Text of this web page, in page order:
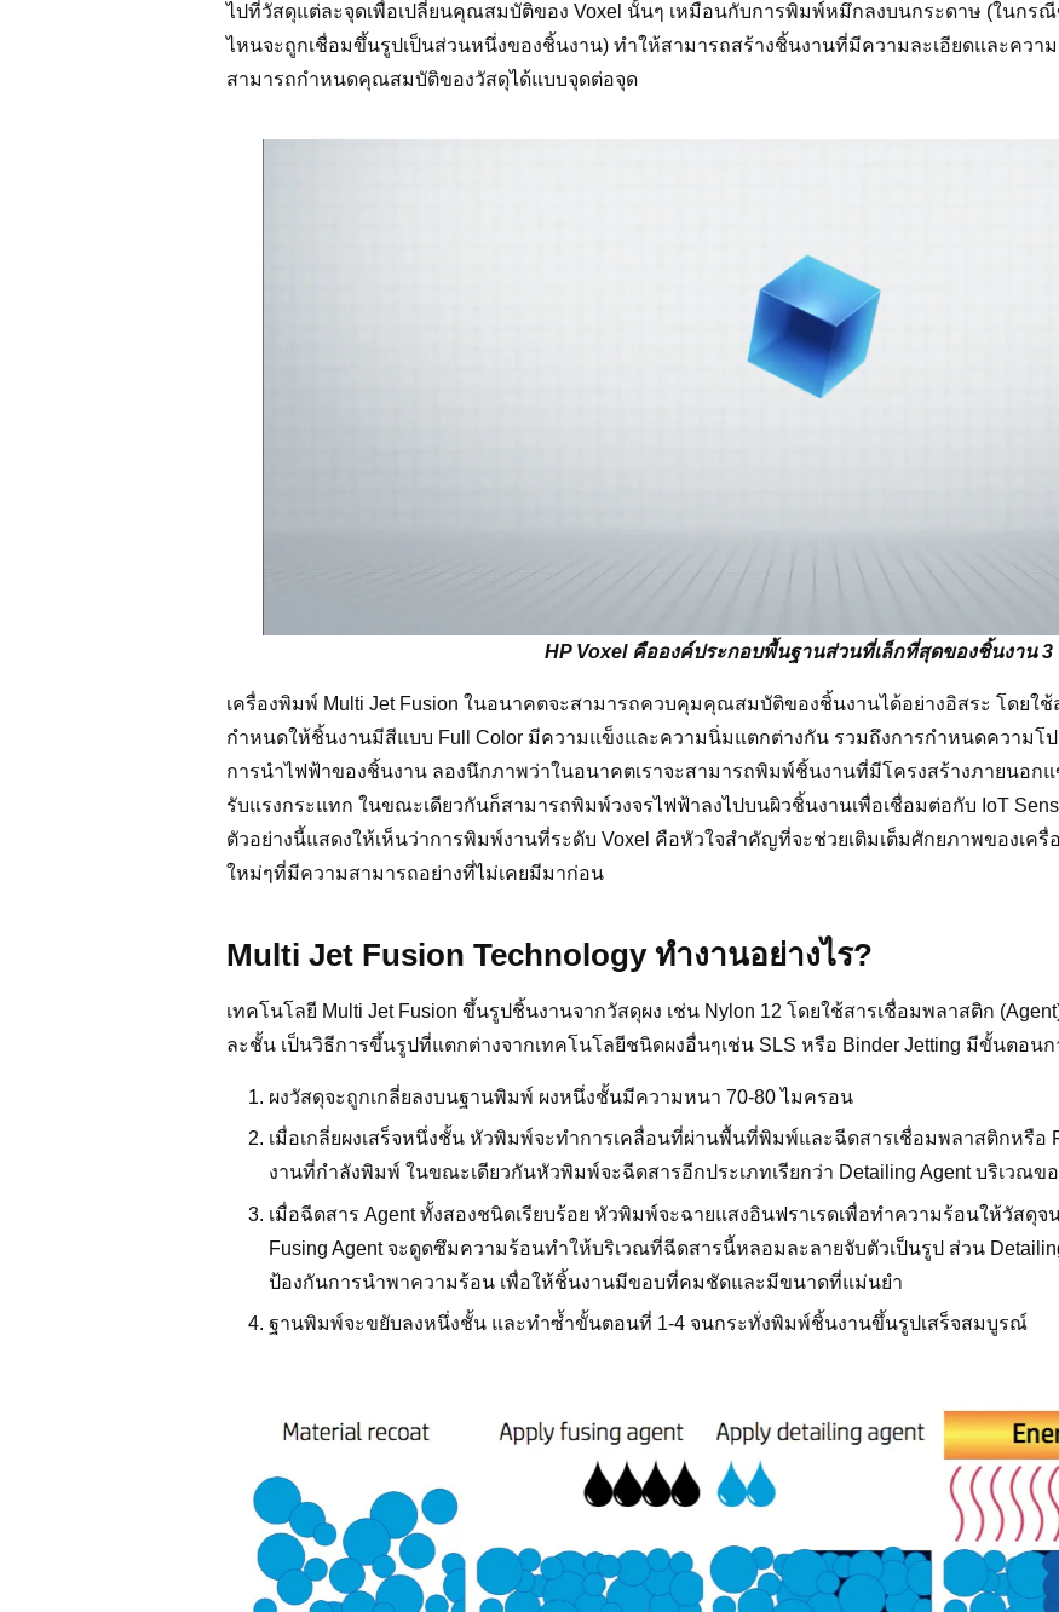
ไปที่วัสดุแต่ละจุดเพื่อเปลี่ยนคุณสมบัติของ Voxel นั้นๆ เหมือนกับการพิมพ์หมึกลงบนกระดาษ (ในกร
ไหนจะถูกเชื่อมขึ้นรูปเป็นส่วนหนึ่งของชิ้นงาน) ทำให้สามารถสร้างชิ้นงานที่มีความละเอียดและควา
สามารถกำหนดคุณสมบัติของวัสดุได้แบบจุดต่อจุด
HP Voxel คือองค์ประกอบพื้นฐานส่วนที่เล็กที่สุดของชิ้นงาน 3
เครื่องพิมพ์ Multi Jet Fusion ในอนาคตจะสามารถควบคุมคุณสมบัติของชิ้นงานได้อย่างอิสระ โดยใช้
กำหนดให้ชิ้นงานมีสีแบบ Full Color มีความแข็งและความนิ่มแตกต่างกัน รวมถึงการกำหนดความโ
การนำไฟฟ้าของชิ้นงาน ลองนึกภาพว่าในอนาคตเราจะสามารถพิมพ์ชิ้นงานที่มีโครงสร้างภายนอก
รับแรงกระแทก ในขณะเดียวกันก็สามารถพิมพ์วงจรไฟฟ้าลงไปบนผิวชิ้นงานเพื่อเชื่อมต่อกับ IoT
ตัวอย่างนี้แสดงให้เห็นว่าการพิมพ์งานที่ระดับ Voxel คือหัวใจสำคัญที่จะช่วยเติมเต็มศักยภาพของเค
ใหม่ๆที่มีความสามารถอย่างที่ไม่เคยมีมาก่อน
Multi Jet Fusion Technology ทำงานอย่างไร?
เทคโนโลยี Multi Jet Fusion ขึ้นรูปชิ้นงานจากวัสดุผง เช่น Nylon 12 โดยใช้สารเชื่อมพลาสติก
ละชั้น เป็นวิธีการขึ้นรูปที่แตกต่างจากเทคโนโลยีชนิดผงอื่นๆเช่น SLS หรือ Binder Jetting มีขั้นตอน
ผงวัสดุจะถูกเกลี่ยลงบนฐานพิมพ์ ผงหนึ่งชั้นมีความหนา 70-80 ไมครอน
เมื่อเกลี่ยผงเสร็จหนึ่งชั้น หัวพิมพ์จะทำการเคลื่อนที่ผ่านพื้นที่พิมพ์และฉีดสารเชื่อมพลาสติกหรือ
งานที่กำลังพิมพ์ ในขณะเดียวกันหัวพิมพ์จะฉีดสารอีกประเภทเรียกว่า Detailing Agent บริเวณข
เมื่อฉีดสาร Agent ทั้งสองชนิดเรียบร้อย หัวพิมพ์จะฉายแสงอินฟราเรดเพื่อทำความร้อนให้วัสดุจ
Fusing Agent จะดูดซึมความร้อนทำให้บริเวณที่ฉีดสารนี้หลอมละลายจับตัวเป็นรูป ส่วน
ป้องกันการนำพาความร้อน เพื่อให้ชิ้นงานมีขอบที่คมชัดและมีขนาดที่แม่นยำ
ฐานพิมพ์จะขยับลงหนึ่งชั้น และทำซ้ำขั้นตอนที่ 1-4 จนกระทั่งพิมพ์ชิ้นงานขึ้นรูปเสร็จสมบูรณ์